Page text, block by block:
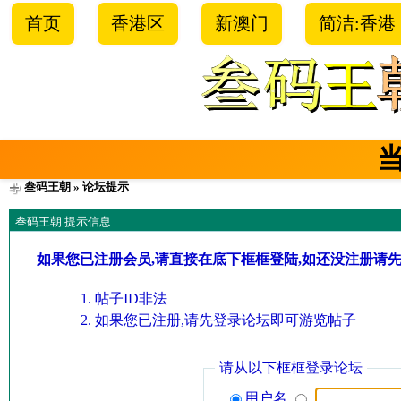
首页 香港区 新澳门 简洁:香港
叁码王朝 » 论坛提示
叁码王朝 提示信息
如果您已注册会员,请直接在底下框框登陆,如还没注册请
帖子ID非法
如果您已注册,请先登录论坛即可游览帖子
请从以下框框登录论坛
用户名